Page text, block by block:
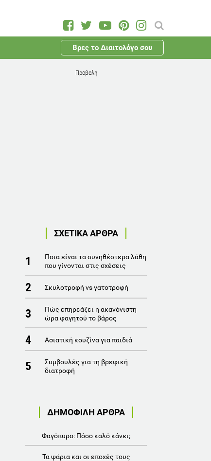
Βρες το Διαιτολόγο σου
Προβολή
ΣΧΕΤΙΚΑ ΑΡΘΡΑ
1
Ποια είναι τα συνηθέστερα λάθη
που γίνονται στις σχέσεις
2 Σκυλοτροφή vs γατοτροφή
3
Πώς επηρεάζει η ακανόνιστη
ώρα φαγητού το βάρος
4 Ασιατική κουζίνα για παιδιά
5
Συμβουλές για τη βρεφική
διατροφή
ΔΗΜΟΦΙΛΗ ΑΡΘΡΑ
Φαγόπυρο: Πόσο καλό κάνει;
Τα ψάρια και οι εποχές τους